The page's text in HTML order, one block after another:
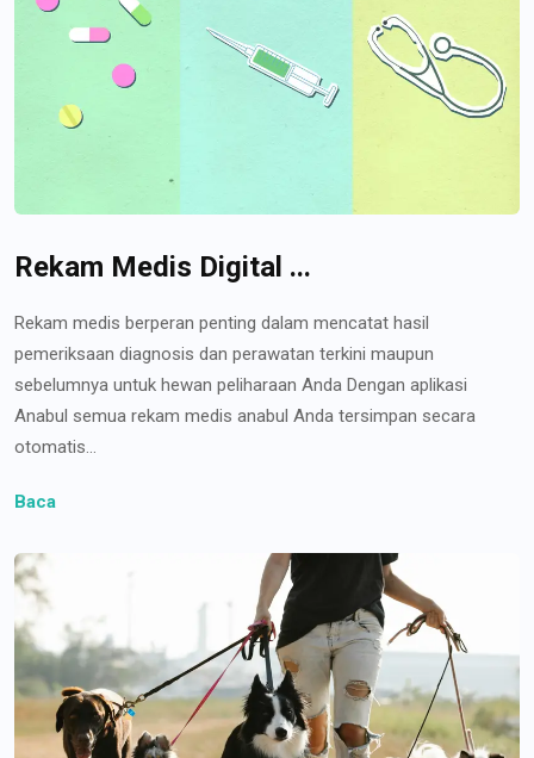
Rekam Medis Digital ...
Rekam medis berperan penting dalam mencatat hasil
pemeriksaan diagnosis dan perawatan terkini maupun
sebelumnya untuk hewan peliharaan Anda Dengan aplikasi
Anabul semua rekam medis anabul Anda tersimpan secara
otomatis...
Baca